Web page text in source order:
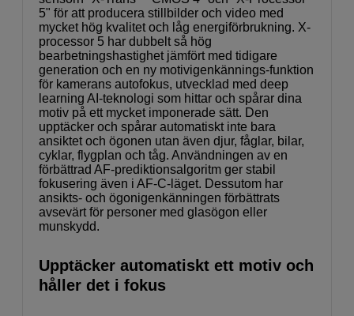
5" för att producera stillbilder och video med
mycket hög kvalitet och låg energiförbrukning. X-
processor 5 har dubbelt så hög
bearbetningshastighet jämfört med tidigare
generation och en ny motivigenkännings-funktion
för kamerans autofokus, utvecklad med deep
learning AI-teknologi som hittar och spårar dina
motiv på ett mycket imponerade sätt. Den
upptäcker och spårar automatiskt inte bara
ansiktet och ögonen utan även djur, fåglar, bilar,
cyklar, flygplan och tåg. Användningen av en
förbättrad AF-prediktionsalgoritm ger stabil
fokusering även i AF-C-läget. Dessutom har
ansikts- och ögonigenkänningen förbättrats
avsevärt för personer med glasögon eller
munskydd.
Upptäcker automatiskt ett motiv och
håller det i fokus